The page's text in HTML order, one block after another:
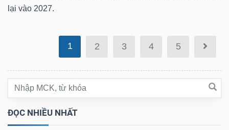
lại vào 2027.
1 2 3 4 5
ĐỌC NHIỀU NHẤT
tích
ngữ
(-)
Dịch